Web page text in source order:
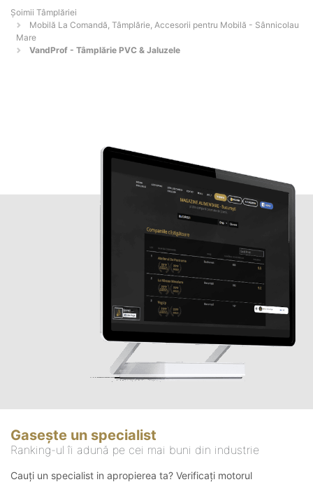
Șoimii Tâmplăriei
Mobilă La Comandă, Tâmplărie, Accesorii pentru Mobilă - Sânnicolau
Mare
VandProf - Tâmplărie PVC & Jaluzele
Gasește un specialist
Ranking-ul îi adună pe cei mai buni din industrie
Cauți un specialist in apropierea ta? Verificați motorul